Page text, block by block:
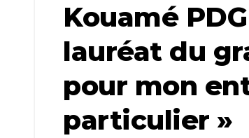
Kouamé
lauréat du
pour mon
particulier »